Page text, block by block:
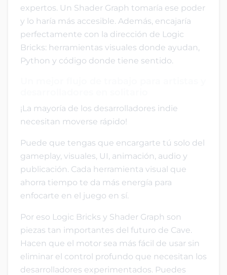
expertos. Un Shader Graph tomaría ese poder
y lo haría más accesible. Además, encajaría
perfectamente con la dirección de Logic
Bricks: herramientas visuales donde ayudan,
Python y código donde tiene sentido.
¡La mayoría de los desarrolladores indie
necesitan moverse rápido!
Puede que tengas que encargarte tú solo del
gameplay, visuales, UI, animación, audio y
publicación. Cada herramienta visual que
ahorra tiempo te da más energía para
enfocarte en el juego en sí.
Por eso Logic Bricks y Shader Graph son
piezas tan importantes del futuro de Cave.
Hacen que el motor sea más fácil de usar sin
eliminar el control profundo que necesitan los
desarrolladores experimentados. Puedes